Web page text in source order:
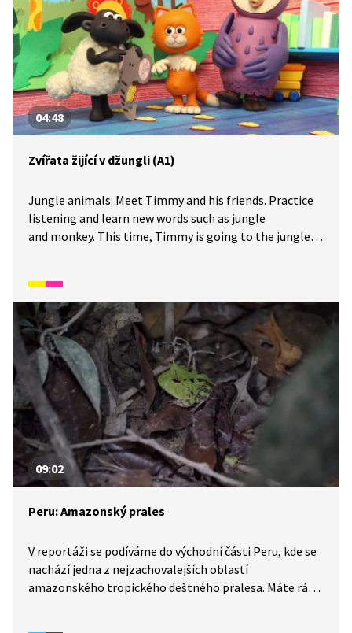
04:48
Zvířata žijící v džungli (A1)
Jungle animals: Meet Timmy and his friends. Practice
listening and learn new words such as jungle
and monkey. This time, Timmy is going to the jungle
everything. Seznamte se s Timmym a jeho kamarády.
Procvičte si poslech a naučte se nová slovíčka, jako
například jungle a monkey. Tentokrát se Timmy vydal
do džungle, aby poznal všechna divoká zvířata. Víte, co
je to safari? Timmy vám se svými kamarády vše ukáže.
09:02
Peru: Amazonský prales
V reportáži se podíváme do východní části Peru, kde se
nachází jedna z nejzachovalejších oblastí
amazonského tropického deštného pralesa. Máte rádi